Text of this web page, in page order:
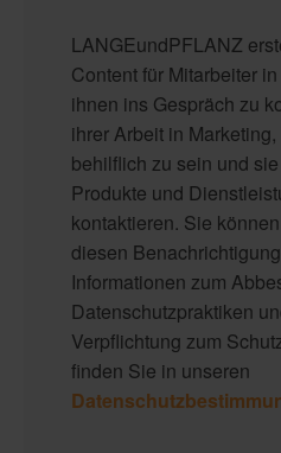
LANGEundPFLANZ
Content für Mitarbeiter
ihnen ins Gespräch zu
ihrer Arbeit in
behilflich zu sein und
Produkte und
kontaktieren. Sie
diesen
Informationen zum
Datenschutzpraktiken
Verpflichtung zum
finden Sie in unseren